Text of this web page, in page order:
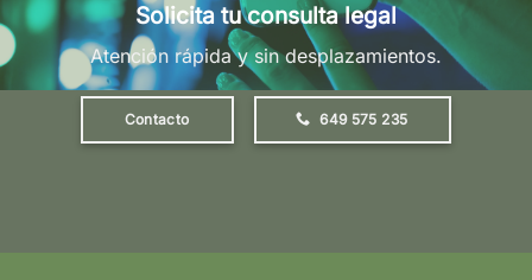
Solicita tu consulta legal
Atención rápida y sin desplazamientos.
Contacto 649 575 235